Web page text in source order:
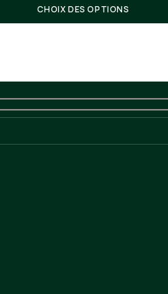
CHOIX DES OPTIONS